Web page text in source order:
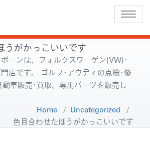
Toggle
うがかっこいいです
ーンは、フォルクスワーゲン(VW)･
店です。 ゴルフ･アウディの点検･修
車販売･買取、専用パーツを販売し
Home / Uncategorized /
色目合わせたほうがかっこいいです